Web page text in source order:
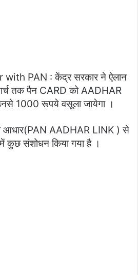
PAN : केंद्र सरकार ने ऐलान
तक पैन CARD को AADHAR
1000 रूपये वसूला जायेगा ।
आधार(PAN AADHAR LINK ) से
कुछ संशोधन किया गया है ।